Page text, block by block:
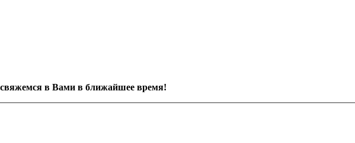
в Вами в ближайшее время!